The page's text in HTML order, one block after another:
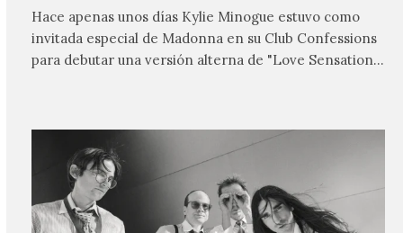
Hace apenas unos días Kylie Minogue estuvo como
invitada especial de Madonna en su Club Confessions
para debutar una versión alterna de "Love Sensation",